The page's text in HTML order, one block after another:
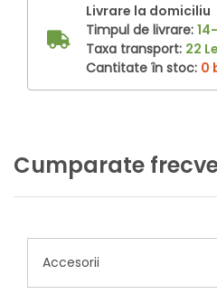
Livrare la domiciliu
Timpul de livrare:
Taxa transport: 22
Cantitate în stoc: 0
Cumparate
Accesorii